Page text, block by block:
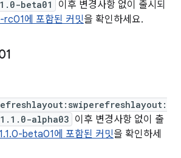
beta01
이후 변경사항 없이 출시되
rc01에 포함된 커밋을 확인하세요.
1.1.0-alpha03 이후 변경사항 없이 출
beta01에 포함된 커밋을 확인하세